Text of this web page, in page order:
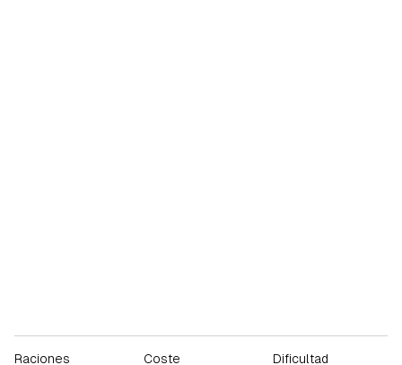
Raciones Coste Dificultad